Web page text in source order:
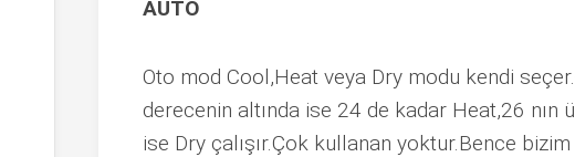
AUTO
Oto mod Cool,Heat veya Dry modu kendi
derecenin altında ise 24 de kadar Heat,26 nın
ise Dry çalışır.Çok kullanan yoktur.Bence